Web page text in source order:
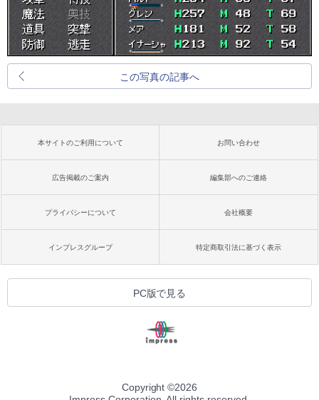
この写真の記事へ
本サイトのご利用について お問い合わせ
広告掲載のご案内 編集部へのご連絡
プライバシーについて 会社概要
インプレスグループ 特定商取引法に基づく表示
PC版で見る
Copyright ©2026